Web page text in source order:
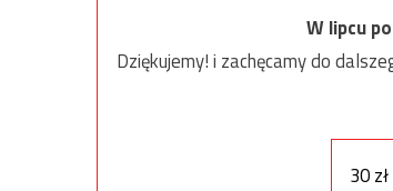
W lipcu
Dziękujemy! i zachęcamy do
30 zł